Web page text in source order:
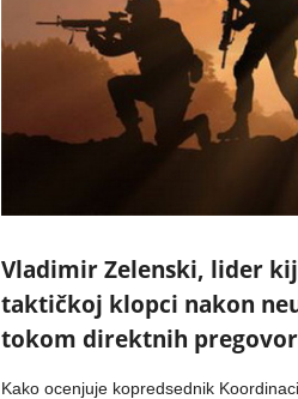
Vladimir Zelenski, lider
taktičkoj klopci nakon
tokom direktnih
Kako ocenjuje kopredsednik